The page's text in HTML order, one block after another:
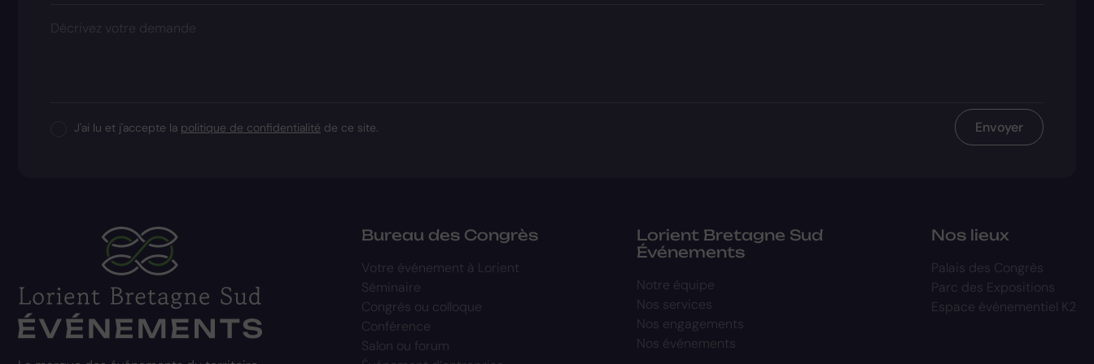
Décrivez votre demande
J'ai lu et j'accepte la politique de confidentialité de ce site. Envoyer
Bureau des Congrès
Votre événement à Lorient
Séminaire
Congrès ou colloque
Conférence
Salon ou forum
Lorient Bretagne Sud
Événements
Notre équipe
Nos services
Nos engagements
Nos événements
Nos lieux
Palais des Congrès
Parc des Expositions
Espace événementiel K2